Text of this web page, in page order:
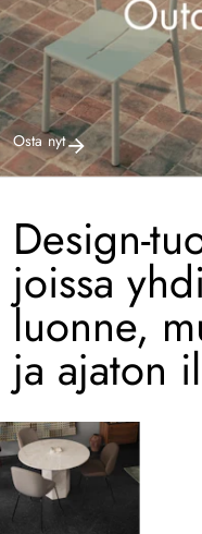
Osta nyt
Design-
joissa
luonne,
ja ajaton